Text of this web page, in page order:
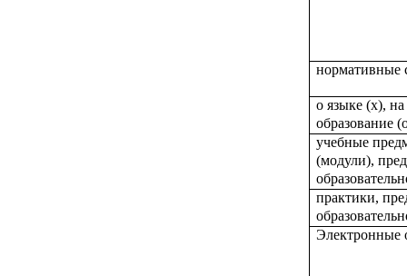
нормативные
о языке (х),
образование
учебные
(модули),
практики,
Электронные